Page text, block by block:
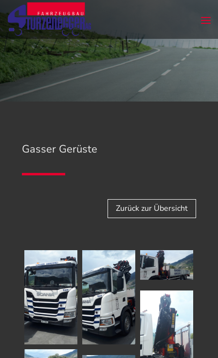
Gasser Gerüste
Zurück zur Übersicht